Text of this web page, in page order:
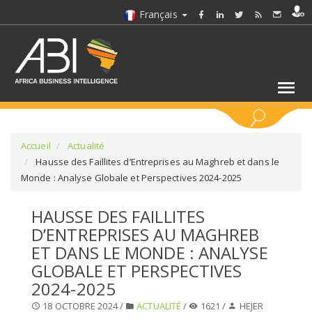
Français
SÉLECTIONNEZ UN DOSSIER
SELECTIONNEZ UNE SECTION
SÉLECTIONNEZ UNE CATÉGORIE
Accueil
Actualité
Hausse des Faillites d’Entreprises au Maghreb et dans le
Monde : Analyse Globale et Perspectives 2024-2025
HAUSSE DES FAILLITES
D’ENTREPRISES AU MAGHREB
ET DANS LE MONDE : ANALYSE
GLOBALE ET PERSPECTIVES
2024-2025
18 OCTOBRE 2024 / ACTUALITÉ / 1621 / HEJER